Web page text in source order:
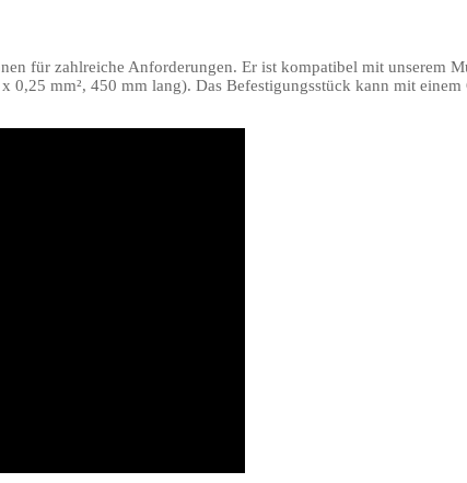
für zahlreiche Anforderungen. Er ist kompatibel mit unserem
mm², 450 mm lang). Das Befestigungsstück kann mit